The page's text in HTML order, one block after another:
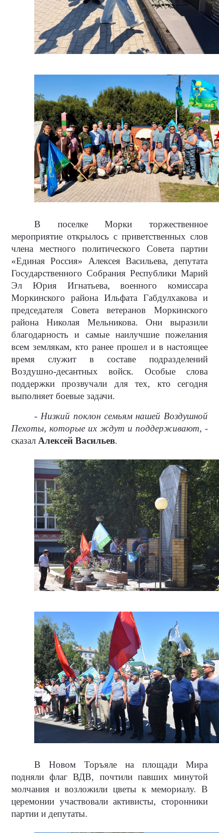
В поселке Морки торжественное
мероприятие открылось с приветственных слов
члена местного политического Совета партии
«Единая Россия» Алексея Васильева, депутата
Государственного Собрания Республики Марий
Эл Юрия Игнатьева, военного комиссара
Моркинского района Ильфата Габдулхакова и
председателя Совета ветеранов Моркинского
района Николая Мельникова. Они выразили
благодарность и самые наилучшие пожелания
всем землякам, кто ранее прошел и в настоящее
время служит в составе подразделений
Воздушно-десантных войск. Особые слова
поддержки прозвучали для тех, кто сегодня
выполняет боевые задачи.
- Низкий поклон семьям нашей Воздушной
Пехоты, которые их ждут и поддерживают, -
сказал Алексей Васильев.
В Новом Торъяле на площади Мира
подняли флаг ВДВ, почтили павших минутой
молчания и возложили цветы к мемориалу. В
церемонии участвовали активисты, сторонники
партии и депутаты.